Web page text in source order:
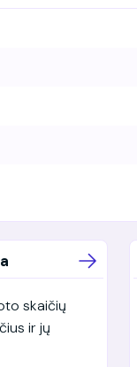
skaičių
ir jų